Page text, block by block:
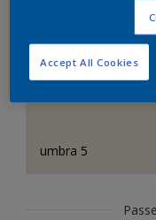
umbra 5
Accept All Cookies